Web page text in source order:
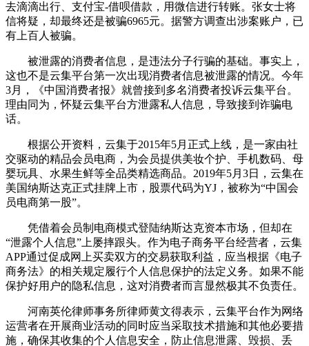
去滴滴出行、支付宝-借呗借款，用微信进行转账。张女士将
信将疑，却最终还是被骗6965元。据警方调查出涉案账户，已
有上百人被骗。
被泄露的消费者信息，是违法分子行骗的基础。事实上，
这也不是云集平台第一次出现消费者信息被泄露的情况。今年
3月，《中国消费者报》就曾接到多名消费者投诉云集平台。
理由同为，怀疑云集平台方泄露私人信息，导致接到诈骗电
话。
根据公开资料，云集于2015年5月正式上线，是一家由社
交驱动的精品会员电商，为会员提供美妆个护、手机数码、母
婴玩具、水果生鲜等全品类精选商品。2019年5月3日，云集在
美国纳斯达克正式挂牌上市，股票代码为YJ，被称为“中国会
员电商第一股”。
凭借着会员制电商模式登陆纳斯达克资本市场，但却在
“泄露个人信息”上屡摔跟头。作为电子商务平台经营者，云集
APP通过促成网上买卖双方的交易获取利益，应当根据《电子
商务法》的相关规定履行个人信息保护的法定义务。如果不能
保护好用户的隐私信息，这对消费者而言显然极其不负责任。
河南英伦律师事务所律师黄文得表示，云集平台作为网络
运营者在开展商业活动的同时应当采取技术措施和其他必要措
施，确保其收集的个人信息安全，防止信息泄露、毁损、丢